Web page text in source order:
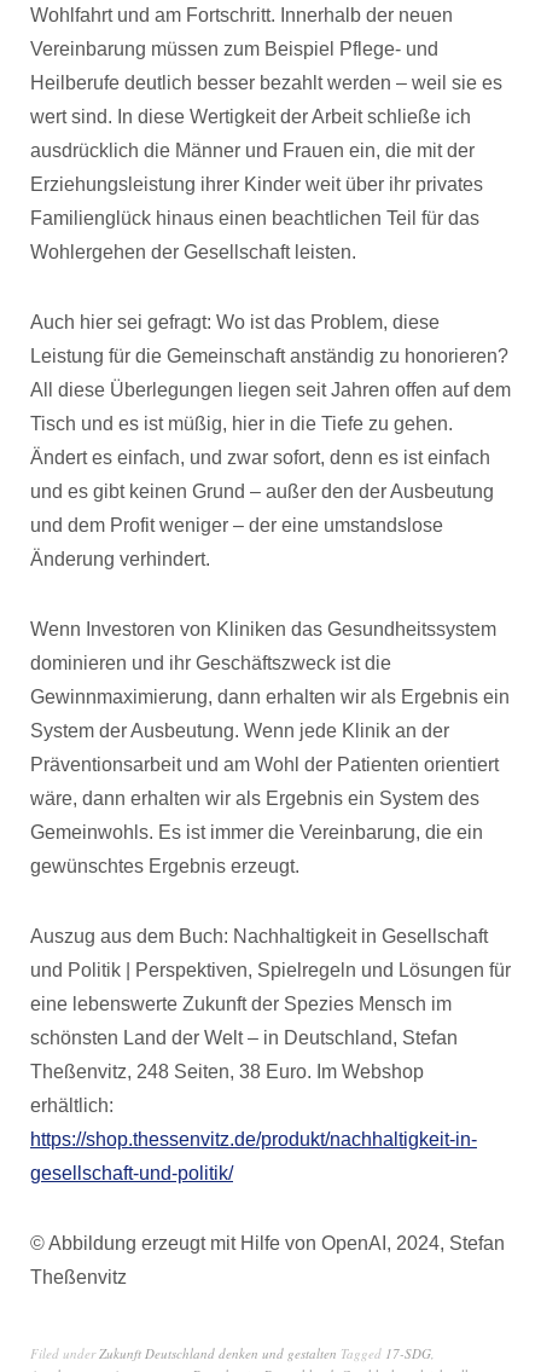
Wohlfahrt und am Fortschritt. Innerhalb der neuen
Vereinbarung müssen zum Beispiel Pflege- und
Heilberufe deutlich besser bezahlt werden – weil sie es
wert sind. In diese Wertigkeit der Arbeit schließe ich
ausdrücklich die Männer und Frauen ein, die mit der
Erziehungsleistung ihrer Kinder weit über ihr privates
Familienglück hinaus einen beachtlichen Teil für das
Wohlergehen der Gesellschaft leisten.
Auch hier sei gefragt: Wo ist das Problem, diese
Leistung für die Gemeinschaft anständig zu honorieren?
All diese Überlegungen liegen seit Jahren offen auf dem
Tisch und es ist müßig, hier in die Tiefe zu gehen.
Ändert es einfach, und zwar sofort, denn es ist einfach
und es gibt keinen Grund – außer den der Ausbeutung
und dem Profit weniger – der eine umstandslose
Änderung verhindert.
Wenn Investoren von Kliniken das Gesundheitssystem
dominieren und ihr Geschäftszweck ist die
Gewinnmaximierung, dann erhalten wir als Ergebnis ein
System der Ausbeutung. Wenn jede Klinik an der
Präventionsarbeit und am Wohl der Patienten orientiert
wäre, dann erhalten wir als Ergebnis ein System des
Gemeinwohls. Es ist immer die Vereinbarung, die ein
gewünschtes Ergebnis erzeugt.
Auszug aus dem Buch: Nachhaltigkeit in Gesellschaft
und Politik | Perspektiven, Spielregeln und Lösungen für
eine lebenswerte Zukunft der Spezies Mensch im
schönsten Land der Welt – in Deutschland, Stefan
Theßenvitz, 248 Seiten, 38 Euro. Im Webshop
erhältlich:
https://shop.thessenvitz.de/produkt/nachhaltigkeit-in-
gesellschaft-und-politik/
© Abbildung erzeugt mit Hilfe von OpenAI, 2024, Stefan
Theßenvitz
Filed underZukunft Deutschland denken und gestalten Tagged 17-SDG,